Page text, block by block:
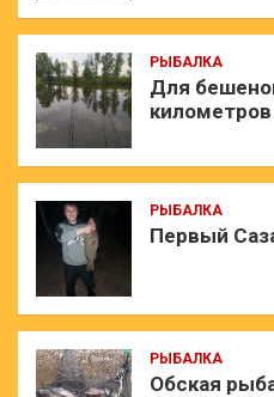
РЫБАЛКА
Для
РЫБАЛКА
Первый
РЫБАЛКА
Обская